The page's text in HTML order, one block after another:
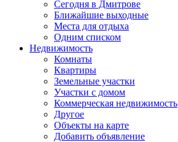
Сегодня в Дмитрове
Ближайшие выходные
Места для отдыха
Одним списком
Недвижимость
Комнаты
Квартиры
Земельные участки
Участки с домом
Коммерческая недвижимость
Другое
Объекты на карте
Добавить объявление